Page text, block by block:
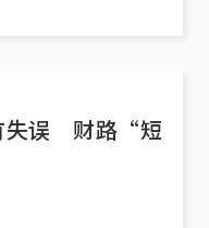
失误 财路“短